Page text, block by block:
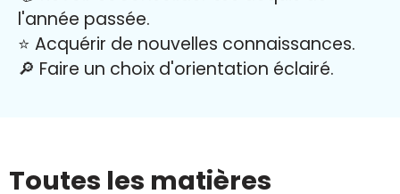
l'année passée.
⭐️ Acquérir de nouvelles connaissances.
🔎 Faire un choix d'orientation éclairé.
Toutes les matières